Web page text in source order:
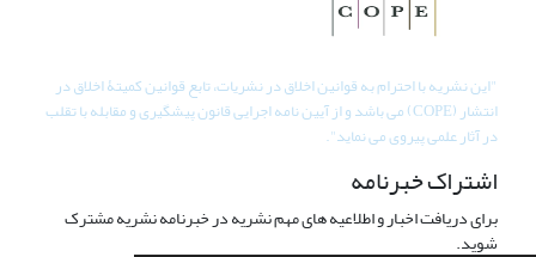
"این نشریه با احترام به قوانین اخلاق در نشریات، تابع قوانین کمیتۀ اخلاق در
انتشار (COPE) می باشد و از آیین نامه اجرایی قانون پیشگیری و مقابله با تقلب
در آثار علمی پیروی می نماید".
اشتراک خبرنامه
برای دریافت اخبار و اطلاعیه های مهم نشریه در خبرنامه نشریه مشترک
شوید.